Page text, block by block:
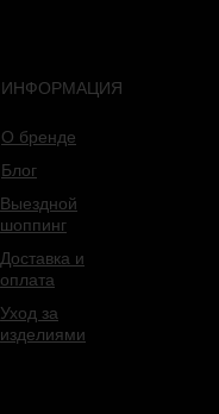
ИНФОРМАЦИЯ
О бренде
Блог
Уход за
изделиями
Выездной
шоппинг
Доставка и
оплата